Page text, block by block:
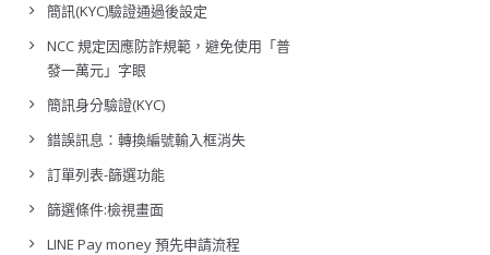
簡訊(KYC)驗證通過後設定
NCC 規定因應防詐規範，避免使用「普
發一萬元」字眼
簡訊身分驗證(KYC)
錯誤訊息：轉換編號輸入框消失
訂單列表-篩選功能
篩選條件:檢視畫面
LINE Pay money 預先申請流程